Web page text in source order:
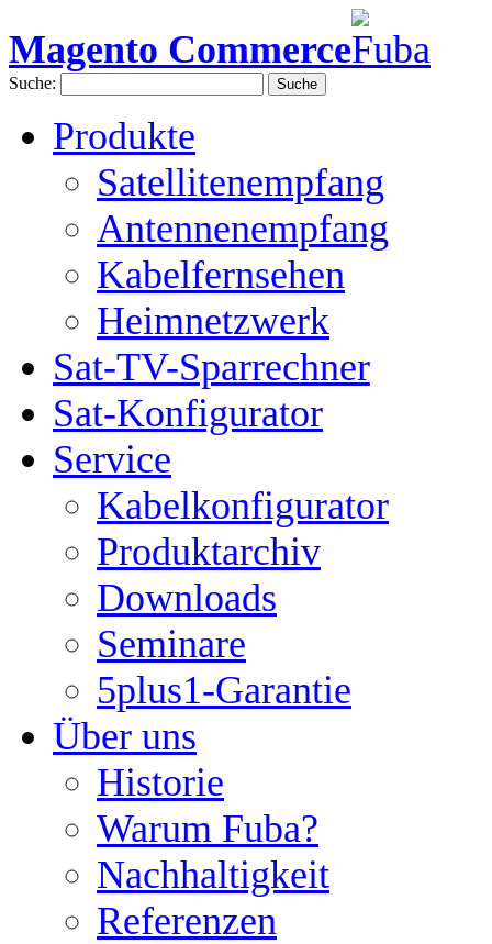
Magento Commerce
Suche: Suche
Produkte
Satellitenempfang
Antennenempfang
Kabelfernsehen
Heimnetzwerk
Sat-TV-Sparrechner
Sat-Konfigurator
Service
Kabelkonfigurator
Produktarchiv
Downloads
Seminare
5plus1-Garantie
Über uns
Historie
Warum Fuba?
Nachhaltigkeit
Referenzen